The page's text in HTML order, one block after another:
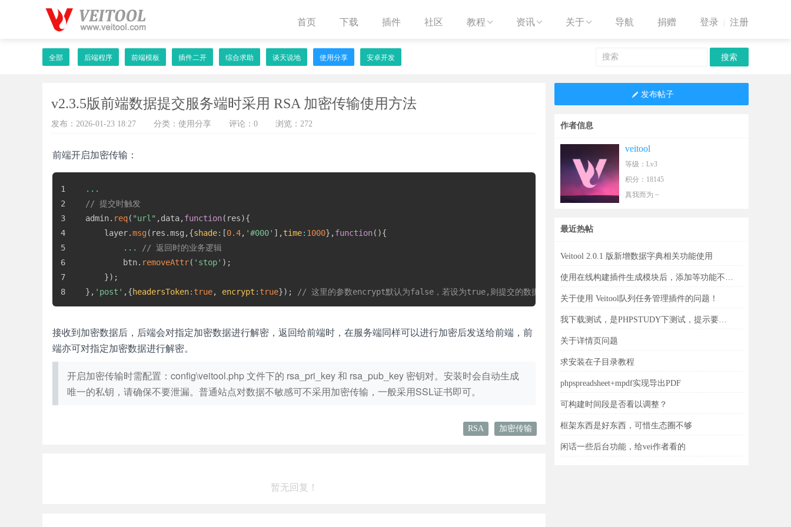
首页 下载 插件 社区 教程  资讯  关于  导航 捐赠 登录 注册
全部 后端程序 前端模板 插件二开 综合求助 谈天说地 使用分享 安卓开发
v2.3.5版前端数据提交服务端时采用 RSA 加密传输使用方法
发布：2026-01-23 18:27 分类：使用分享 评论：0 浏览：272
前端开启加密传输：
...
// 提交时触发
admin. req( "url" ,data,function( res){
	layer
.msg( res .msg ,{shade: [0.4, '#000' ] ,time: 1000} ,function( ){
...
// 返回时的业务逻辑
		btn
. removeAttr( 'stop' ) ;
}) ;
} , 'post' ,{headersToken: true, encrypt : true}) ; // 这里的参数encrypt默认为false，若设为true,则提交的数据采用加密传输
接收到加密数据后，后端会对指定加密数据进行解密，返回给前端时，在服务端同样可以进行加密后发送给前端，前
端亦可对指定加密数据进行解密。
开启加密传输时需配置：config\veitool.php 文件下的 rsa_pri_key 和 rsa_pub_key 密钥对。安装时会自动生成
唯一的私钥，请确保不要泄漏。普通站点对数据不敏感可不采用加密传输，一般采用SSL证书即可。
RSA 加密传输
暂无回复！
 发布帖子
作者信息
veitool
等级：Lv3
积分：18145
真我而为 ~
最近热帖
Veitool 2.0.1 版新增数据字典相关功能使用
使用在线构建插件生成模块后，添加等功能不能用
关于使用 Veitool队列任务管理插件的问题！
我下载测试，是PHPSTUDY下测试，提示要求PHP8.1.0，可找遍了也没有这版本
关于详情页问题
求安装在子目录教程
phpspreadsheet+mpdf实现导出PDF
可构建时间段是否看以调整？
框架东西是好东西，可惜生态圈不够
闲话一些后台功能，给vei作者看的